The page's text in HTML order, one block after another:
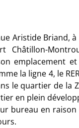
Aristide Briand,
emplacement
la ligne 4, le
le quartier de la
en plein
bureau en